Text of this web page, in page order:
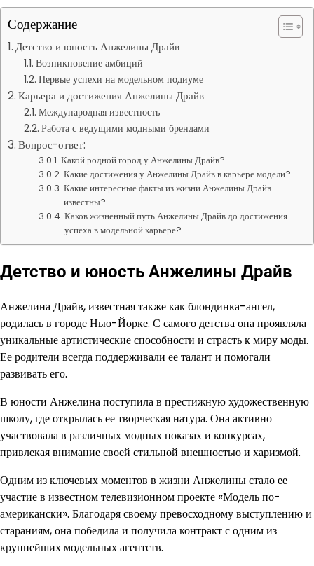
Содержание
Детство и юность Анжелины Драйв
Возникновение амбиций
Первые успехи на модельном подиуме
Карьера и достижения Анжелины Драйв
Международная известность
Работа с ведущими модными брендами
Вопрос-ответ:
Какой родной город у Анжелины Драйв?
Какие достижения у Анжелины Драйв в карьере модели?
Какие интересные факты из жизни Анжелины Драйв
известны?
Каков жизненный путь Анжелины Драйв до достижения
успеха в модельной карьере?
Детство и юность Анжелины Драйв
Анжелина Драйв, известная также как блондинка-ангел,
родилась в городе Нью-Йорке. С самого детства она проявляла
уникальные артистические способности и страсть к миру моды.
Ее родители всегда поддерживали ее талант и помогали
развивать его.
В юности Анжелина поступила в престижную художественную
школу, где открылась ее творческая натура. Она активно
участвовала в различных модных показах и конкурсах,
привлекая внимание своей стильной внешностью и харизмой.
Одним из ключевых моментов в жизни Анжелины стало ее
участие в известном телевизионном проекте «Модель по-
американски». Благодаря своему превосходному выступлению и
стараниям, она победила и получила контракт с одним из
крупнейших модельных агентств.